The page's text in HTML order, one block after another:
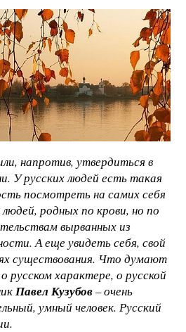
напротив, утвердиться в
У русских людей есть такая
посмотреть на самих себя
родных по крови, но по
вырванных из
А еще увидеть себя, свой
существования. Что думают
русском характере, о русской
Павел Кузубов– очень
умный человек. Русский